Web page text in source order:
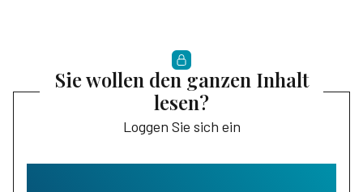
Sie wollen den ganzen Inhalt
lesen?
Loggen Sie sich ein